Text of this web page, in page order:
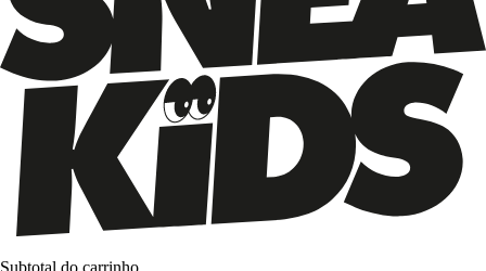
Subtotal do carrinho